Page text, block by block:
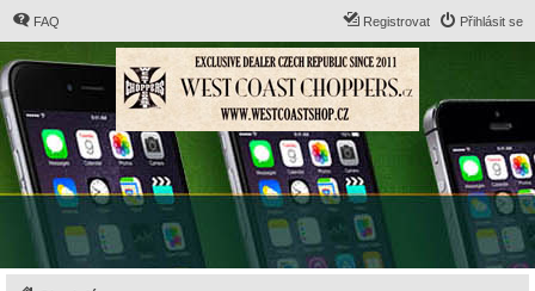
FAQ Přihlásit se
Registrovat